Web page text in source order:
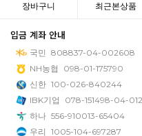
장바구니 최근본상품
입금 계좌 안내
국민 808837-04-002608
NH농협
098-01-175790
신한 100-026-840244
IBK기업
078-151498-04-012
하나 556-910013-65404
우리 1005-104-697287